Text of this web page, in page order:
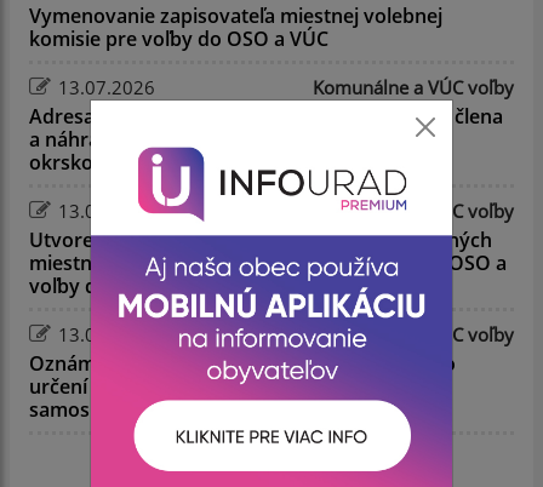
Vymenovanie zapisovateľa miestnej volebnej
komisie pre voľby do OSO a VÚC
13.07.2026 Komunálne a VÚC voľby
Adresa na doručenie oznámenia o delegovaní člena
a náhradníka do miestnej volebnej komisie a
okrskovej volebnej komisie
13.07.2026 Komunálne a VÚC voľby
Utvorenie volebných okrskov a určenie volebných
miestností v obci Číčov pre voľby do orgánov OSO a
voľby do orgánov VÚC v roku 2026
13.07.2026 Komunálne a VÚC voľby
Oznámenie o utvorení volebných obvodov a o
určení počtu poslancov pre voľby do orgánov
samosprávy obcí 24. októbra 2026
zobraziť ďalšie